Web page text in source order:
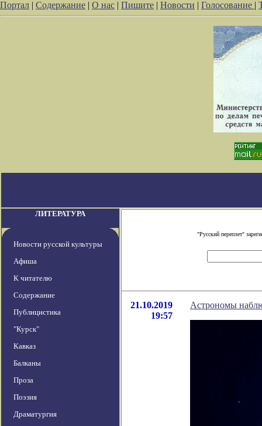
Портал | Содержание | О нас | Пишите | Новости | Голосование |
ЛИТЕРАТУРА
Новости русской культуры
Афиша
К читателю
Содержание
Публицистика
"Курск"
Кавказ
Балканы
Проза
Поэзия
Драматургия
"Русский переплет"
21.10.2019
19:57
Астрономы